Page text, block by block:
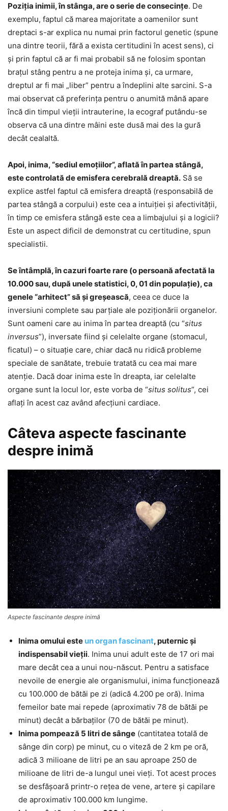
Poziția inimii, în stânga, are o serie de consecinţe. De
exemplu, faptul că marea majoritate a oamenilor sunt
dreptaci s-ar explica nu numai prin factorul genetic (spune
una dintre teorii, fără a exista certitudini în acest sens), ci
şi prin faptul că ar fi mai probabil să ne folosim spontan
brațul stâng pentru a ne proteja inima şi, ca urmare,
dreptul ar fi mai „liber” pentru a îndeplini alte sarcini. S-a
mai observat că preferinţa pentru o anumită mână apare
încă din timpul vieţii intrauterine, la ecograf putându-se
observa că una dintre mâini este dusă mai des la gură
decât cealaltă.
Apoi, inima, “sediul emoţiilor”, aflată în partea stângă,
este controlată de emisfera cerebrală dreaptă. Să se
explice astfel faptul că emisfera dreaptă (responsabilă de
partea stângă a corpului) este cea a intuiției și afectivității,
în timp ce emisfera stângă este cea a limbajului și a logicii?
Este un aspect dificil de demonstrat cu certitudine, spun
specialistii.
Se întâmplă, în cazuri foarte rare (o persoană afectată la
10.000 sau, după unele statistici, 0, 01 din populaţie), ca
genele “arhitect” să şi greşească, ceea ce duce la
inversiuni complete sau parțiale ale poziționării organelor.
Sunt oameni care au inima în partea dreaptă (cu “situs
inversus”), inversate fiind şi celelalte organe (stomacul,
ficatul) – o situaţie care, chiar dacă nu ridică probleme
speciale de sanătate, trebuie tratată cu cea mai mare
atenţie. Dacă doar inima este în dreapta, iar celelalte
organe sunt la locul lor, este vorba de “situs solitus”, cei
aflaţi în acest caz având afecţiuni cardiace.
Câteva aspecte fascinante
despre inimă
Aspecte fascinante despre inimă
Inima omului este un organ fascinant, puternic şi
indispensabil vieţii. Inima unui adult este de 17 ori mai
mare decât cea a unui nou-născut. Pentru a satisface
nevoile de energie ale organismului, inima funcționează
cu 100.000 de bătăi pe zi (adică 4.200 pe oră). Inima
femeilor bate mai repede (aproximativ 78 de bătăi pe
minut) decât a bărbaţilor (70 de bătăi pe minut).
Inima pompează 5 litri de sânge (cantitatea totală de
sânge din corp) pe minut, cu o viteză de 2 km pe oră,
adică 3 milioane de litri pe an sau aproape 250 de
milioane de litri de-a lungul unei vieți. Tot acest proces
se desfăşoară printr-o rețea de vene, artere și capilare
de aproximativ 100.000 km lungime.